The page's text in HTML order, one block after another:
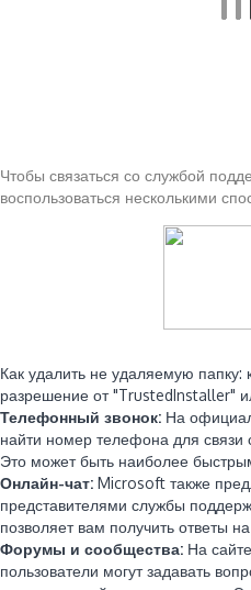
Чтобы связаться со службой
воспользоваться несколькими
Как удалить не удаляемую папку:
разрешение от "TrustedInstaller"
Телефонный звонок: На
найти номер телефона для
Это может быть наиболее
Онлайн-чат: Microsoft также
представителями службы
позволяет вам получить ответы
Форумы и сообщества: На
пользователи могут задавать